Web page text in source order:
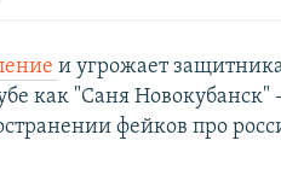
и угрожает
как "Саня Новокубанск"
фейков про